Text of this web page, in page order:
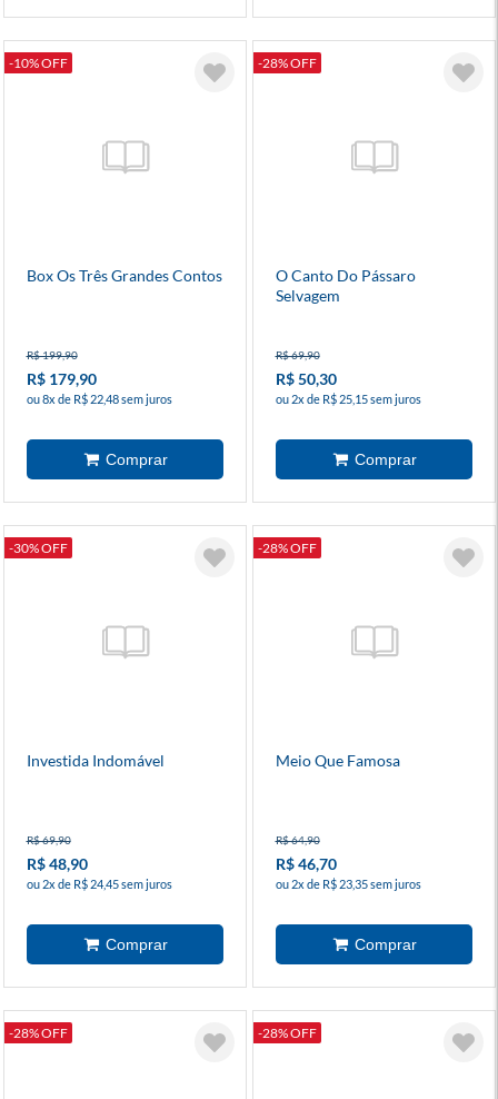
-10% OFF
Box Os Três Grandes Contos
R$ 199,90
R$ 179,90
ou 8x de R$ 22,48 sem juros
-28% OFF
O Canto Do Pássaro
Selvagem
R$ 69,90
R$ 50,30
ou 2x de R$ 25,15 sem juros
-30% OFF
Investida Indomável
R$ 69,90
R$ 48,90
ou 2x de R$ 24,45 sem juros
-28% OFF
Meio Que Famosa
R$ 64,90
R$ 46,70
ou 2x de R$ 23,35 sem juros
-28% OFF -28% OFF